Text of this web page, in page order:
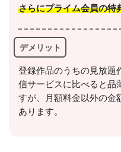
＼＼31日間無
さらにプライム会員の特
デメリット
登録作品のうちの見放題
信サービスに比べると品
すが、月額料金以外の金
あります。